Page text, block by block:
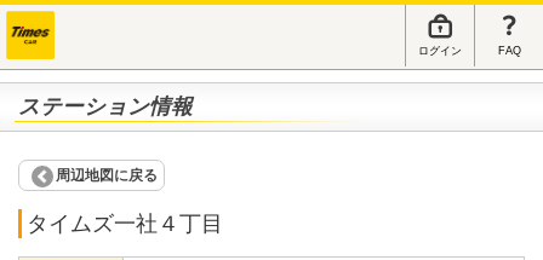
ログイン FAQ
ステーション情報
周辺地図に戻る
タイムズ一社４丁目